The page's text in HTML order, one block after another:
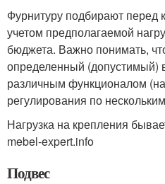
Фурнитуру подбирают перед
учетом предполагаемой
бюджета. Важно понимать,
определенный (допустимый)
различным функционалом
регулирования по
Нагрузка на крепления
mebel-expert.info
Подвес